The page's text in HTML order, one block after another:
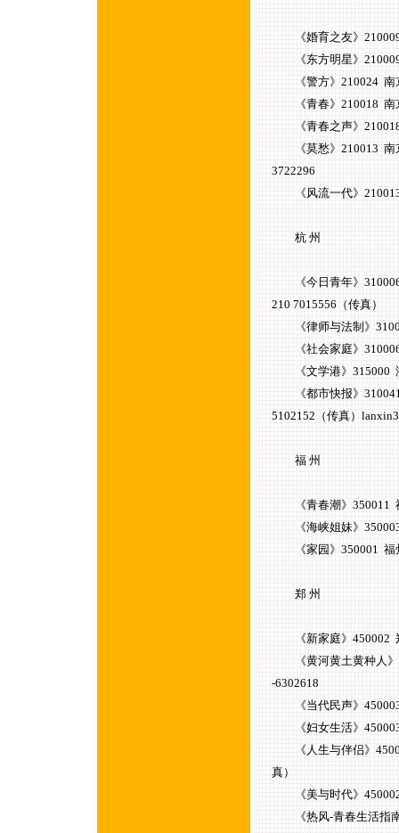
《婚育之友》210009
《东方明星》210009
《警方》210024 南
《青春》210018 南
《青春之声》210018
《莫愁》210013 南京
3722296
《风流一代》210013
杭 州
《今日青年》310006
210 7015556（传真）
《律师与法制》
《社会家庭》310006
《文学港》315000
《都市快报》310041
5102152（传真）
福 州
《青春潮》350011
《海峡姐妹》350003
《家园》350001 福
郑 州
《新家庭》450002
《黄河黄土黄种人》
-6302618
《当代民声》450003
《妇女生活》450003
《人生与伴侣》
真）
《美与时代》450002
《热风-青春生活指南